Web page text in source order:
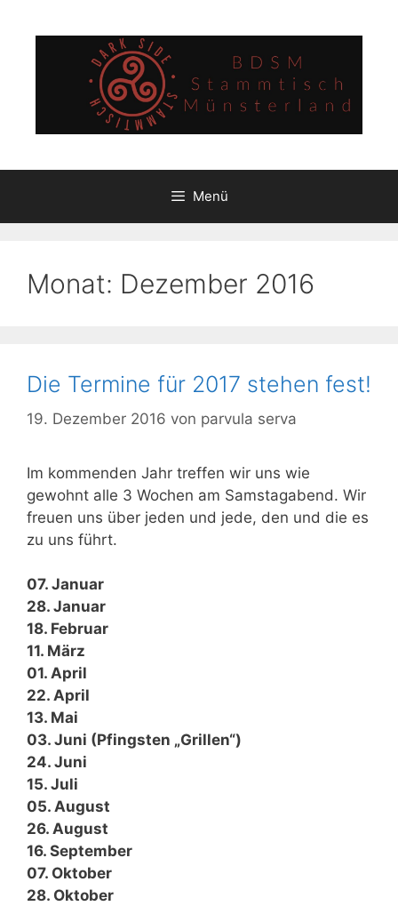
Inhalt
Menü
Monat: Dezember 2016
Die Termine für 2017 stehen fest!
19. Dezember 2016 von parvula serva
Im kommenden Jahr treffen wir uns wie
gewohnt alle 3 Wochen am Samstagabend. Wir
freuen uns über jeden und jede, den und die es
zu uns führt.
07. Januar
28. Januar
18. Februar
11. März
01. April
22. April
13. Mai
03. Juni (Pfingsten „Grillen“)
24. Juni
15. Juli
05. August
26. August
16. September
07. Oktober
28. Oktober